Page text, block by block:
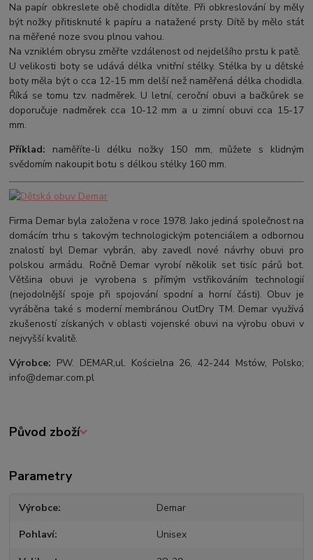
Na papír obkreslete obě chodidla dítěte. Při obkreslování by měly
být nožky přitisknuté k papíru a natažené prsty. Dítě by mělo stát
na měřené noze svou plnou vahou.
Na vzniklém obrysu změřte vzdálenost od nejdelšího prstu k patě.
U velikosti boty se udává délka vnitřní stélky. Stélka by u dětské
boty měla být o cca 12-15 mm delší než naměřená délka chodidla.
Říká se tomu tzv. nadměrek. U letní, ceroční obuvi a bačkůrek se
doporučuje nadměrek cca 10-12 mm a u zimní obuvi cca 15-17
mm.
Příklad: naměříte-li délku nožky 150 mm, můžete s klidným
svědomím nakoupit botu s délkou stélky 160 mm.
Firma Demar byla založena v roce 1978. Jako jediná společnost na
domácím trhu s takovým technologickým potenciálem a odbornou
znalostí byl Demar vybrán, aby zavedl nové návrhy obuvi pro
polskou armádu. Ročně Demar vyrobí několik set tisíc párů bot.
Většina obuvi je vyrobena s přímým vstřikováním technologií
(nejodolnější spoje při spojování spodní a horní části). Obuv je
vyráběna také s moderní membránou OutDry TM. Demar využívá
zkušeností získaných v oblasti vojenské obuvi na výrobu obuvi v
nejvyšší kvalitě.
Výrobce: PW. DEMAR,ul. Kościelna 26, 42-244 Mstów, Polsko;
info@demar.com.pl
Původ zboží
Parametry
Výrobce Demar
Pohlaví Unisex